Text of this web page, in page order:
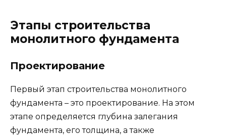
Этапы строительства
монолитного фундамента
Проектирование
Первый этап строительства монолитного
фундамента – это проектирование. На этом
этапе определяется глубина залегания
фундамента, его толщина, а также